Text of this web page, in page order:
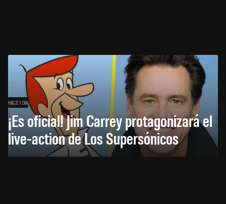
HACE 1 DÍA
¡Es oficial! Jim Carrey protagonizará el
live-action de Los Supersónicos